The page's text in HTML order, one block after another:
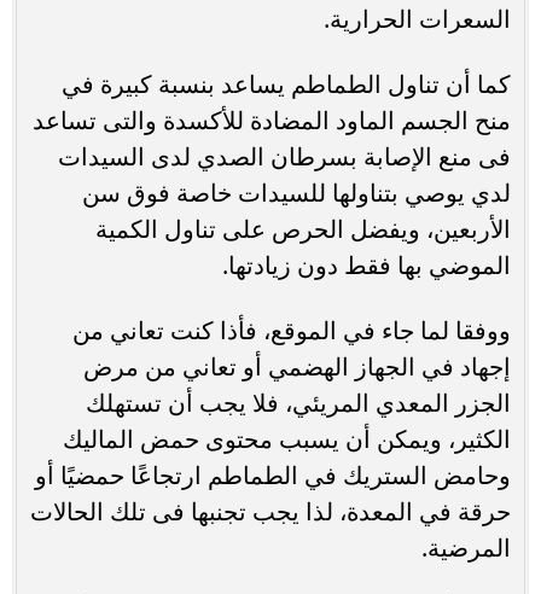
السعرات الحرارية.
كما أن تناول الطماطم يساعد بنسبة كبيرة في
منح الجسم الماود المضادة للأكسدة والتى تساعد
فى منع الإصابة بسرطان الصدي لدى السيدات
لدي يوصي بتناولها للسيدات خاصة فوق سن
الأربعين، ويفضل الحرص على تناول الكمية
الموضي بها فقط دون زيادتها.
ووفقا لما جاء في الموقع، فأذا كنت تعاني من
إجهاد في الجهاز الهضمي أو تعاني من مرض
الجزر المعدي المريئي، فلا يجب أن تستهلك
الكثير، ويمكن أن يسبب محتوى حمض الماليك
وحامض الستريك في الطماطم ارتجاعًا حمضيًا أو
حرقة في المعدة، لذا يجب تجنبها فى تلك الحالات
المرضية.